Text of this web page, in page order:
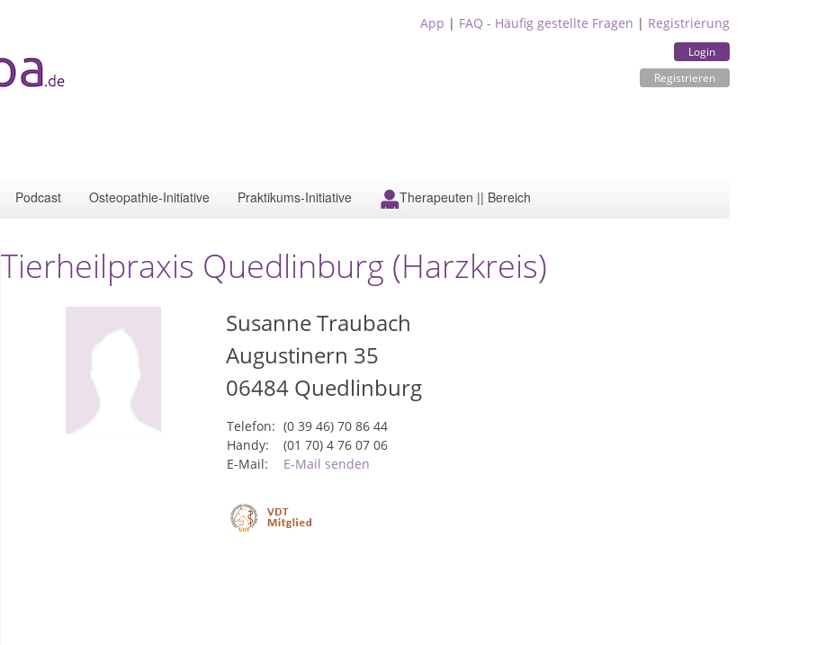
App | FAQ - Häufig gestellte Fragen | Registrierung
Login
Registrieren
Podcast Osteopathie-Initiative Praktikums-Initiative Therapeuten || Bereich
Tierheilpraxis Quedlinburg (Harzkreis)
Susanne Traubach
Augustinern 35
06484 Quedlinburg
Telefon: (0 39 46) 70 86 44
Handy:
(01 70) 4 76 07 06
E-Mail:
E-Mail senden